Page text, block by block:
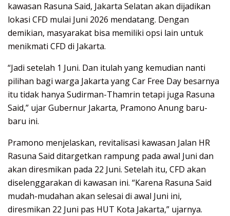
kawasan Rasuna Said, Jakarta Selatan akan dijadikan
lokasi CFD mulai Juni 2026 mendatang. Dengan
demikian, masyarakat bisa memiliki opsi lain untuk
menikmati CFD di Jakarta.
“Jadi setelah 1 Juni. Dan itulah yang kemudian nanti
pilihan bagi warga Jakarta yang Car Free Day besarnya
itu tidak hanya Sudirman-Thamrin tetapi juga Rasuna
Said,” ujar Gubernur Jakarta, Pramono Anung baru-
baru ini.
Pramono menjelaskan, revitalisasi kawasan Jalan HR
Rasuna Said ditargetkan rampung pada awal Juni dan
akan diresmikan pada 22 Juni. Setelah itu, CFD akan
diselenggarakan di kawasan ini. “Karena Rasuna Said
mudah-mudahan akan selesai di awal Juni ini,
diresmikan 22 Juni pas HUT Kota Jakarta,” ujarnya.